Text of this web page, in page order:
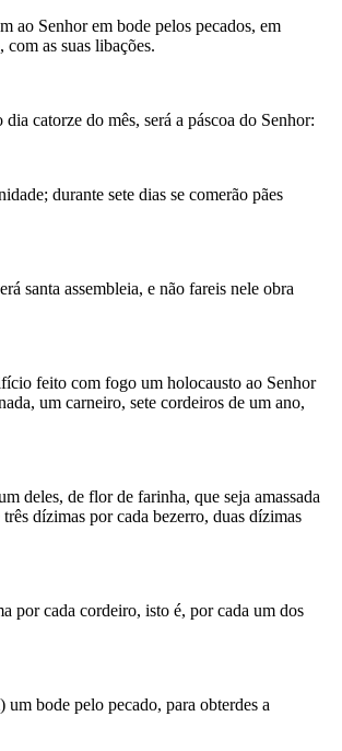
ao Senhor em bode pelos pecados, em
as suas libações.
catorze do mês, será a páscoa do Senhor:
durante sete dias se comerão pães
santa assembleia, e não fareis nele obra
feito com fogo um holocausto ao Senhor
um carneiro, sete cordeiros de um ano,
deles, de flor de farinha, que seja amassada
dízimas por cada bezerro, duas dízimas
por cada cordeiro, isto é, por cada um dos
um bode pelo pecado, para obterdes a